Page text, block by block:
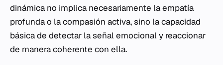
dinámica no implica necesariamente la empatía
profunda o la compasión activa, sino la capacidad
básica de detectar la señal emocional y reaccionar
de manera coherente con ella.